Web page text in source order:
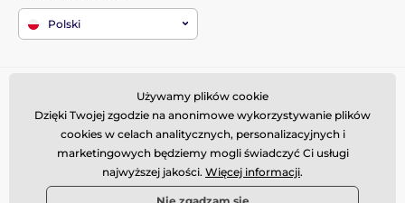
Polski
Informacje o zakupach
Regulamin zakupów
Zwroty i reklamacje
Kim jesteśmy
O nas
Dane kontaktowe
Współpraca z Galamodino
Używamy plików cookie
Dzięki Twojej zgodzie na anonimowe wykorzystywanie plików
cookies w celach analitycznych, personalizacyjnych i
marketingowych będziemy mogli świadczyć Ci usługi
najwyższej jakości. Więcej informacji.